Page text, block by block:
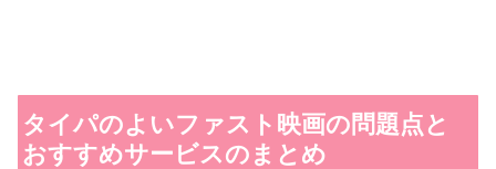
タイパのよいファスト映画の問題点と
おすすめサービスのまとめ